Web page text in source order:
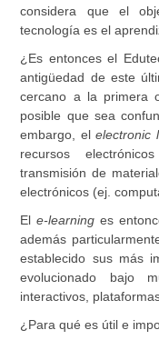
considera que el
tecnología es el
¿Es entonces el
antigüedad de este
cercano a la primera
posible que sea
embargo, elelectronic
recursos
transmisión de
electrónicos (ej.
Ele-learning es
además
establecido sus más
evolucionado bajo
interactivos,
¿Para qué es útil e